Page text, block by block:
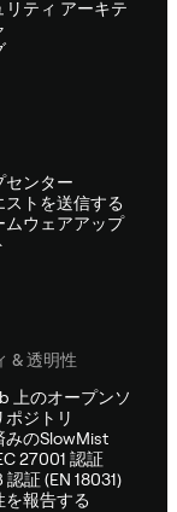
リティ アーキテ
センター
ストを送信する
ムウェアアップ
& 透明性
上のオープンソ
ポジトリ
みのSlowMist
27001 認証
認証 (EN 18031)
を報告する